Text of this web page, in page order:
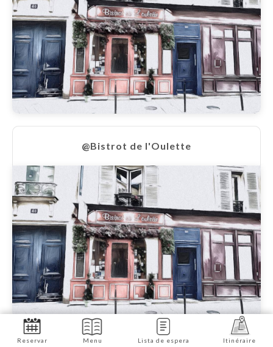
@Bistrot de l'Oulette
Reservar Menu Lista de espera Itinéraire